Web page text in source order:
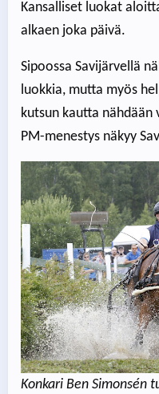
Kansalliset luokat
alkaen joka päivä.
Sipoossa Savijärvellä
luokkia, mutta myös
kutsun kautta
PM-menestys näkyy
Konkari Ben Simonsén